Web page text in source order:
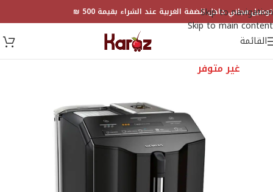
Skip to navigation
Skip to main content
توصيل مجاني داخل الضفة الغربية عند الشراء بقيمة 500 ₪
القائمة
غير متوفر